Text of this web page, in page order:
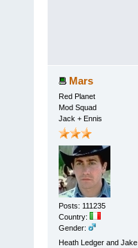
Mars
Red Planet
Mod Squad
Jack + Ennis
Posts: 111235
Country:
Gender:
Heath Ledger and Jake